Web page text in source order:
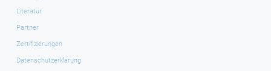
Literatur
Partner
Zertifizierungen
Datenschutzerklärung